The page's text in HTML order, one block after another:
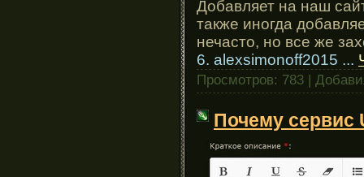
Добавляет на наш
также иногда
нечасто, но все же
6. alexsimonoff2015 ...
Просмотров: 783 |
Почему сервис